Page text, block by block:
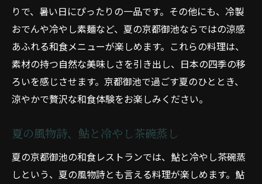
りで、暑い日にぴったりの一品です。その他にも、冷製
おでんや冷やし素麺など、夏の京都御池ならではの涼感
あふれる和食メニューが楽しめます。これらの料理は、
素材の持つ自然な美味しさを引き出し、日本の四季の移
ろいを感じさせます。京都御池で過ごす夏のひととき、
涼やかで贅沢な和食体験をお楽しみください。
夏の風物詩、鮎と冷やし茶碗蒸し
夏の京都御池の和食レストランでは、鮎と冷やし茶碗蒸
しという、夏の風物詩とも言える料理が楽しめます。鮎